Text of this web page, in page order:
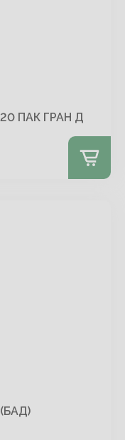
ПАК ГРАН Д